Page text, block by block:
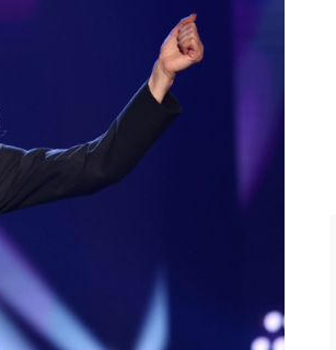
Javier Solís. Otro gran
Joaquín Sabina, papel en
con dos grandes
tiene que pensar a qué
la otra,
Julia Medina
se
un guiño eurovisivo
Valeria Ros,
que será
retos de la próxima gala